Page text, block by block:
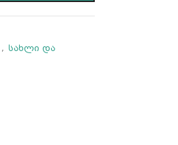
, სახლი და